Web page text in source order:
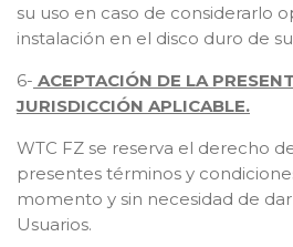
su uso en caso de considerarlo
instalación en el disco duro de
6- ACEPTACIÓN DE LA
JURISDICCIÓN APLICABLE.
WTC FZ se reserva el derecho
presentes términos y
momento y sin necesidad de
Usuarios.